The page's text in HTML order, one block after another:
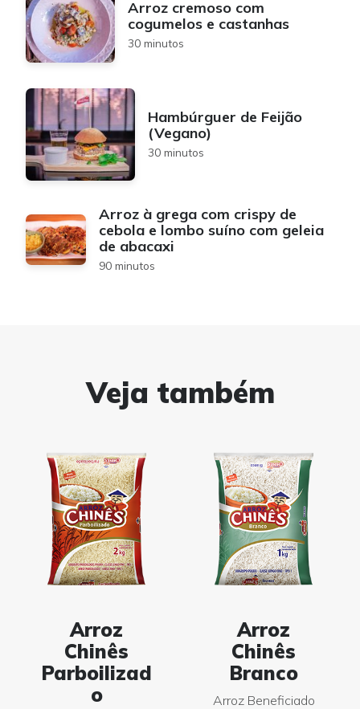
Arroz cremoso com
cogumelos e castanhas
30 minutos
Hambúrguer de Feijão
(Vegano)
30 minutos
Arroz à grega com crispy de
cebola e lombo suíno com geleia
de abacaxi
90 minutos
Veja também
Arroz
Chinês
Parboilizad
o
Arroz
Chinês
Branco
Arroz Beneficiado